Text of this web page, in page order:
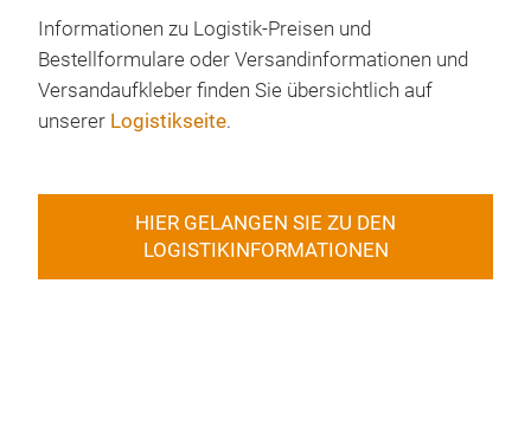
Informationen zu Logistik-Preisen und
Bestellformulare oder Versandinformationen und
Versandaufkleber finden Sie übersichtlich auf
unserer Logistikseite.
HIER GELANGEN SIE ZU DEN
LOGISTIKINFORMATIONEN